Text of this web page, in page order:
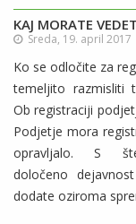
KAJ MORATE
Sreda, 19. april 2017
Ko se odločite za
temeljito razmisliti
Ob registraciji
Podjetje mora
opravljalo. S
določeno
dodate oziroma